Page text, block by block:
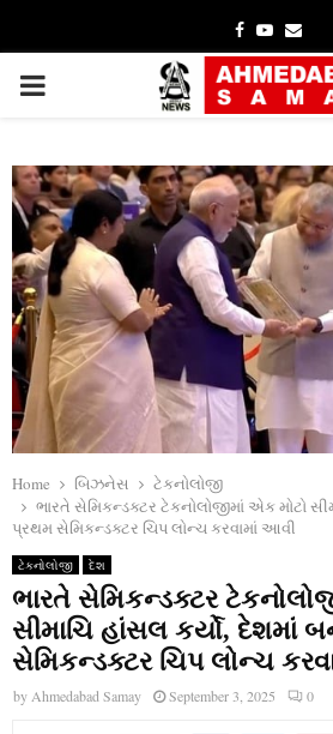
Facebook
YoutubeEmail
PRIMARY
Home બિઝનેસ
ટેકનોલોજી
ભારતે સેમિકન્‍ડક્‍ટર ટેકનોલોજીમાં એક મોટો
પ્રથમ સેમિકન્‍ડક્‍ટર ચિપ લોન્‍ચ કરવામાં આવી
ટેકનોલોજી દેશ
ભારતે સેમિકન્‍ડક્‍ટર
સીમાચિ હાંસલ કર્યો, દેશમાં
સેમિકન્‍ડક્‍ટર ચિપ લોન્‍ચ
byAhmedabad Samay September 3, 2025 0